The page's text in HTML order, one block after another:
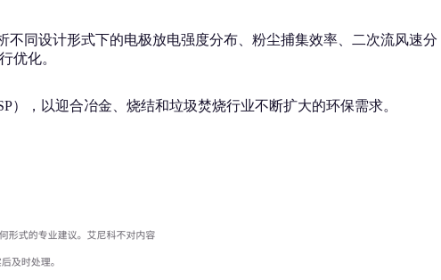
同设计形式下的电极放电强度分布、粉尘捕集效率、二次流风速分
优化。
，以迎合冶金、烧结和垃圾焚烧行业不断扩大的环保需求。